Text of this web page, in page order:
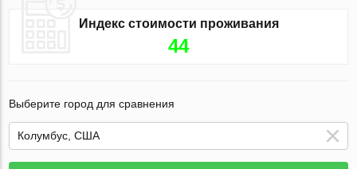
Индекс стоимости проживания
44
Выберите город для сравнения